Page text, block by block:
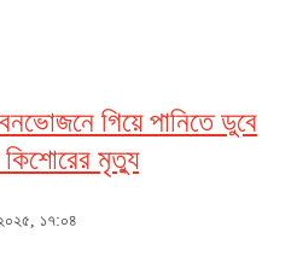
গিয়ে পানিতে ডুবে
কিশোরের মৃত্যু
১৭:০৪